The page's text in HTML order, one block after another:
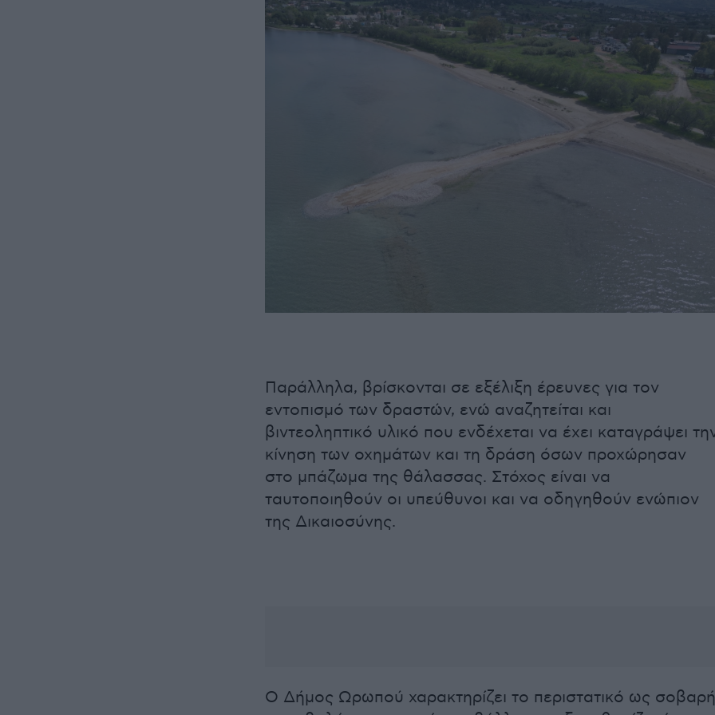
Παράλληλα, βρίσκονται σε εξέλιξη έρευνες για τον
εντοπισμό των δραστών, ενώ αναζητείται και
βιντεοληπτικό υλικό που ενδέχεται να έχει καταγράψει
κίνηση των οχημάτων και τη δράση όσων προχώρησαν
στο μπάζωμα της θάλασσας. Στόχος είναι να
ταυτοποιηθούν οι υπεύθυνοι και να οδηγηθούν ενώπιον
της Δικαιοσύνης.
Ο Δήμος Ωρωπού χαρακτηρίζει το περιστατικό ως σοβαρή